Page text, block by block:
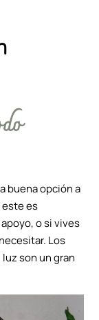
buena opción a
este es
o si vives
Los
son un gran